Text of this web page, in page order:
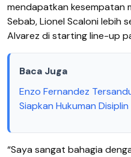
mendapatkan kesempatan
Sebab, Lionel Scaloni lebih
Alvarez di starting line-up
Baca Juga
Enzo Fernandez
Siapkan Hukuman Disiplin
“Saya sangat bahagia